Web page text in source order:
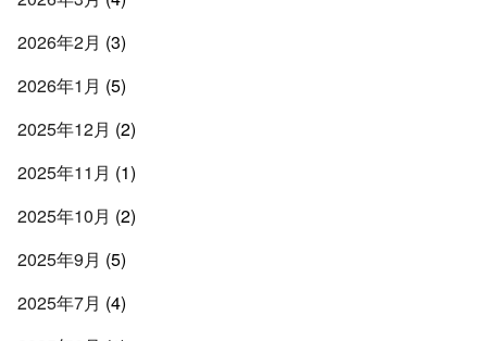
2026年2月 (3)
2026年1月 (5)
2025年12月 (2)
2025年11月 (1)
2025年10月 (2)
2025年9月 (5)
2025年7月 (4)